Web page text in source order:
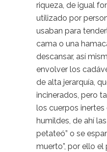
riqueza, de igual
utilizado por
usaban para
cama o una
descansar, así
envolver los
de alta jerarquía,
incinerados, pero
los cuerpos inertes
humildes, de ahí
petateó” o se
muerto”, por ello